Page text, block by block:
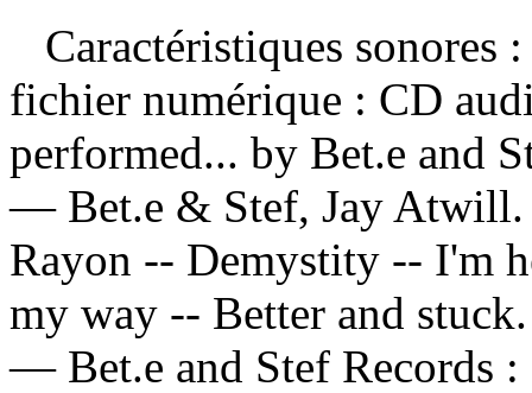
Caractéristiques sonores
fichier numérique : CD
performed... by Bet.e and
— Bet.e & Stef, Jay
Rayon -- Demystity -- I'm
my way -- Better and
— Bet.e and Stef Records :